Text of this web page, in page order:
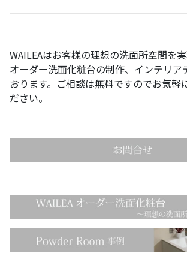
WAILEAはお客様の理想の洗面所空間を実
オーダー洗面化粧台の制作、インテリア
おります。ご相談は無料ですのでお気軽
ださい。